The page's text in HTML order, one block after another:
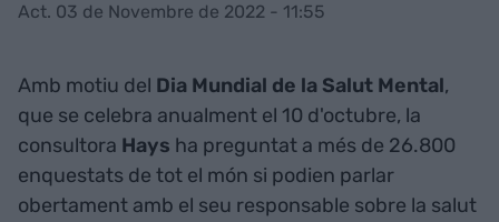
Act. 03 de Novembre de 2022 - 11:55
Amb motiu del Dia Mundial de la Salut Mental,
que se celebra anualment el 10 d'octubre, la
consultora Hays ha preguntat a més de 26.800
enquestats de tot el món si podien parlar
obertament amb el seu responsable sobre la salut